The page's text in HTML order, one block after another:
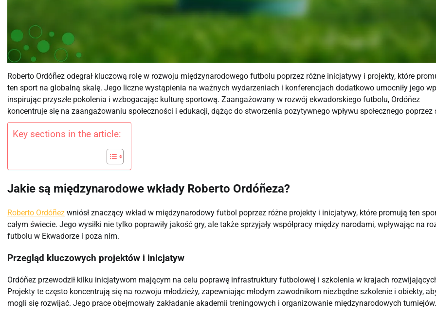
Roberto Ordóñez odegrał kluczową rolę w rozwoju międzynarodowego futbolu poprzez różne inicjatywy i projekty, które
ten sport na globalną skalę. Jego liczne wystąpienia na ważnych wydarzeniach i konferencjach dodatkowo umocniły jego
inspirując przyszłe pokolenia i wzbogacając kulturę sportową. Zaangażowany w rozwój ekwadorskiego futbolu, Ordóñez
koncentruje się na zaangażowaniu społeczności i edukacji, dążąc do stworzenia pozytywnego wpływu społecznego poprzez
Key sections in the article:
Jakie są międzynarodowe wkłady Roberto Ordóñeza?
Roberto Ordóñez wniósł znaczący wkład w międzynarodowy futbol poprzez różne projekty i inicjatywy, które promują ten
całym świecie. Jego wysiłki nie tylko poprawiły jakość gry, ale także sprzyjały współpracy między narodami, wpływając na
futbolu w Ekwadorze i poza nim.
Przegląd kluczowych projektów i inicjatyw
Ordóñez przewodził kilku inicjatywom mającym na celu poprawę infrastruktury futbolowej i szkolenia w krajach
Projekty te często koncentrują się na rozwoju młodzieży, zapewniając młodym zawodnikom niezbędne szkolenie i obiekty,
mogli się rozwijać. Jego prace obejmowały zakładanie akademii treningowych i organizowanie międzynarodowych turniejów.